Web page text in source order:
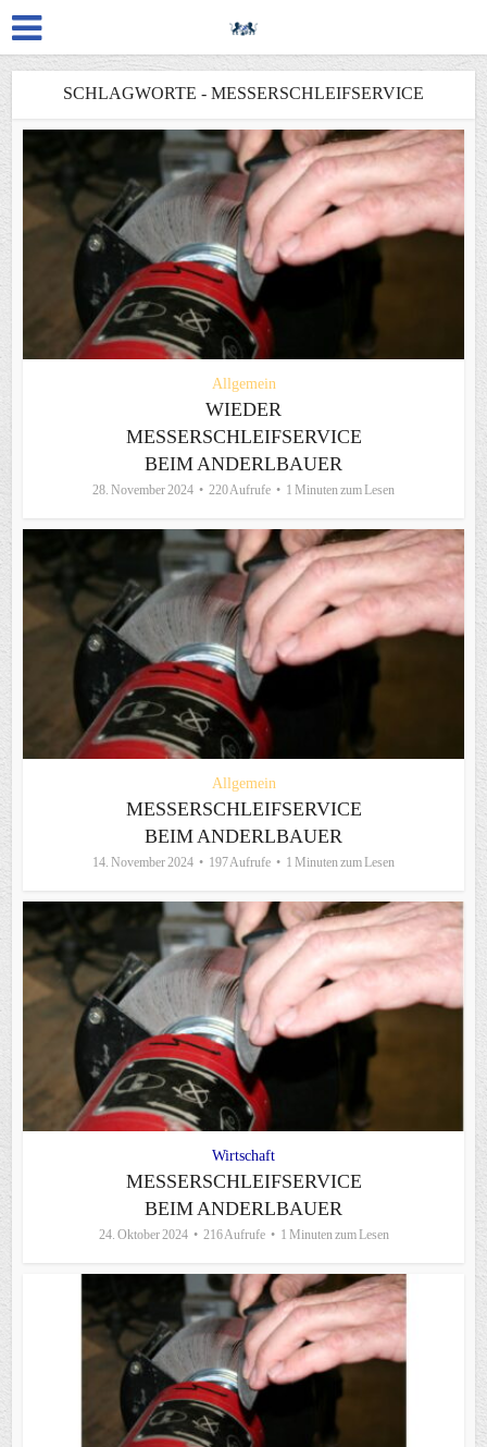
SCHLAGWORTE - MESSERSCHLEIFSERVICE
Allgemein
WIEDER
MESSERSCHLEIFSERVICE
BEIM ANDERLBAUER
28. November 2024 220 Aufrufe 1 Minuten zum Lesen
Allgemein
MESSERSCHLEIFSERVICE
BEIM ANDERLBAUER
14. November 2024 197 Aufrufe 1 Minuten zum Lesen
Wirtschaft
MESSERSCHLEIFSERVICE
BEIM ANDERLBAUER
24. Oktober 2024 216 Aufrufe 1 Minuten zum Lesen